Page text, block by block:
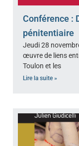
Conférence :
pénitentiaire
Jeudi 28
œuvre de liens
Toulon et les
Lire la suite »